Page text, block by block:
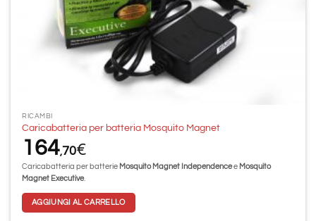
RICAMBI
Caricabatteria per batteria Mosquito Magnet
164,70€
Caricabatteria per batterie Mosquito Magnet Independencee Mosquito
Magnet Executive.
AGGIUNGI AL CARRELLO